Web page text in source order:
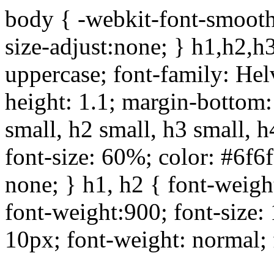
body { -webkit-font-
size-adjust:none; }
uppercase; font-family:
height: 1.1; margin-
small, h2 small, h3 small,
font-size: 60%; color:
none; } h1, h2 { font-
font-weight:900; font-
10px; font-weight: